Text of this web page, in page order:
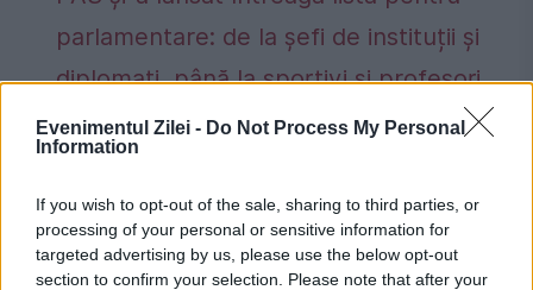
Evenimentul Zilei - Do Not Process My Personal
Information
If you wish to opt-out of the sale, sharing to third parties, or
processing of your personal or sensitive information for
targeted advertising by us, please use the below opt-out
section to confirm your selection. Please note that after your
parlamentare: de la șefi de instituții și
diplomați, până la sportivi și profesori
România, în pericol de blackout? Expert
poate de repede acele investiții”
Cum verifici dacă ai datorii la Primărie?